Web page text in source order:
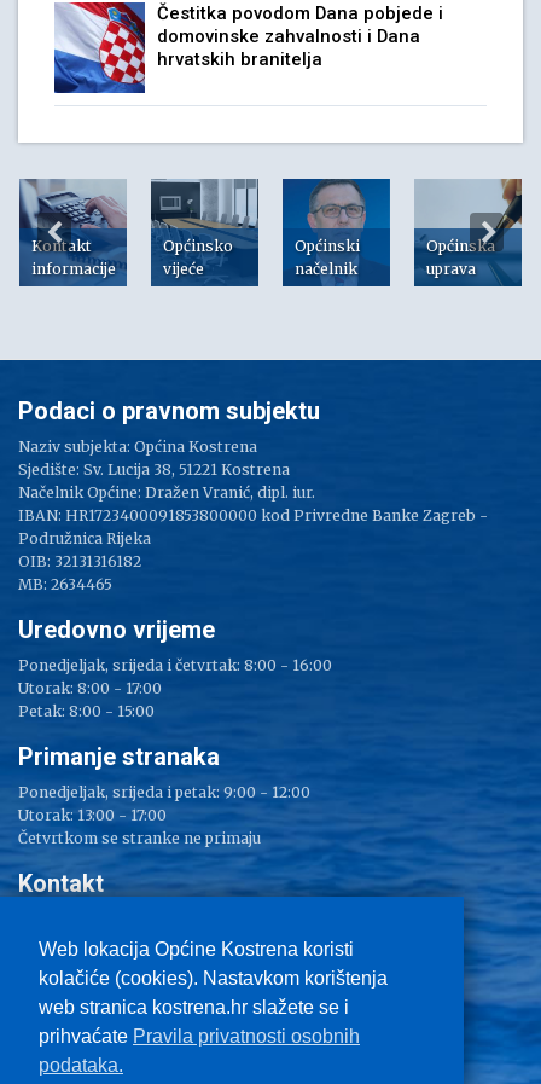
Čestitka povodom Dana pobjede i
domovinske zahvalnosti i Dana
hrvatskih branitelja
Kontakt
informacije
Općinsko
vijeće
Općinski
načelnik
Općinska
uprava
Web lokacija Općine Kostrena koristi
kolačiće (cookies). Nastavkom korištenja
web stranica kostrena.hr slažete se i
prihvaćate Pravila privatnosti osobnih
podataka.
Podaci o pravnom subjektu
Naziv subjekta: Općina Kostrena
Sjedište: Sv. Lucija 38, 51221 Kostrena
Načelnik Općine: Dražen Vranić, dipl. iur.
IBAN: HR1723400091853800000 kod Privredne Banke Zagreb -
Podružnica Rijeka
OIB: 32131316182
MB: 2634465
Uredovno vrijeme
Ponedjeljak, srijeda i četvrtak: 8:00 - 16:00
Utorak: 8:00 - 17:00
Petak: 8:00 - 15:00
Primanje stranaka
Ponedjeljak, srijeda i petak: 9:00 - 12:00
Utorak: 13:00 - 17:00
Četvrtkom se stranke ne primaju
Kontakt
Tel: 051/ 209 000
Fax: 051/ 289 400
E-mail:kostrena@kostrena.hr
Kontakt informacije
Uvjeti korištenja
Pravo na pristup informacijama